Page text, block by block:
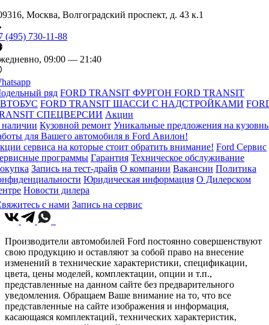
Москва, Волгоградский проспект, д. 43 к.1
(495) 730-11-88
09:00 — 21:40
ряд FORD TRANSIT ФУРГОН FORD TRANSIT
FORD TRANSIT ШАССИ С НАДСТРОЙКАМИ
СПЕЦВЕРСИИ Акции
Кузовной ремонт Уникальные предложения на
для Вашего автомобиля в Ford Авилон!
сервиса на которые стоит обратить внимание! Ford Сервис
программы Гарантия Техническое обслуживание
Запись на тест-драйв О компании Вакансии Политика
Юридическая информация О Дилерском
Новости дилера
с нами Запись на сервис
Производители автомобилей Ford постоянно совершенствуют
свою продукцию и оставляют за собой право на внесение
изменений в технические характеристики, спецификации,
цвета, цены моделей, комплектации, опции и т.п.,
представленные на данном сайте без предварительного
уведомления. Обращаем Ваше внимание на то, что все
представленные на сайте изображения и информация,
касающаяся комплектаций, технических характеристик,